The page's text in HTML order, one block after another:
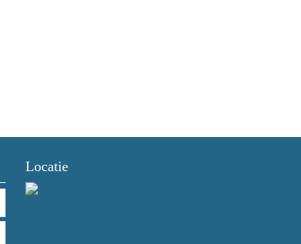
Locatie